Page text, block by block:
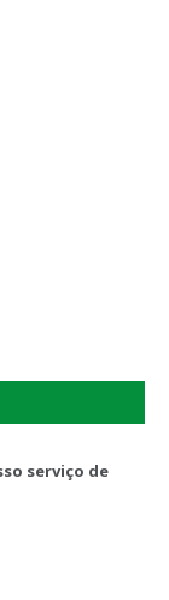
serviço de